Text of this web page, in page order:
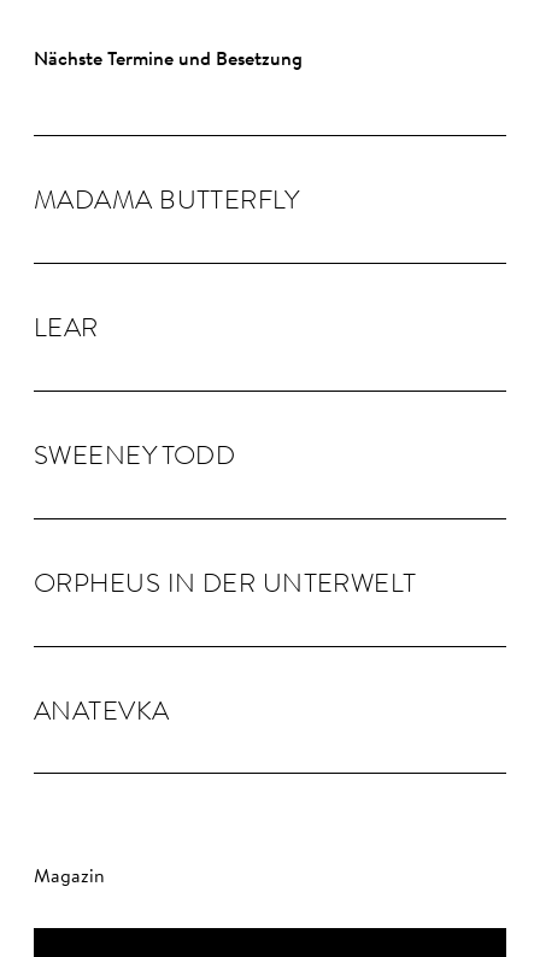
Nächste Termine und Besetzung
MADAMA BUTTER­FLY
LEAR
SWEENEY TODD
OR­PHEUS IN DER UN­TER­WELT
ANA­TEVKA
Magazin